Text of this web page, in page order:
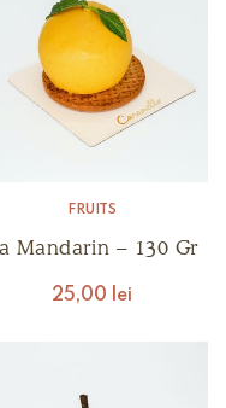
FRUITS
La Mandarin – 130 Gr
25,00 lei